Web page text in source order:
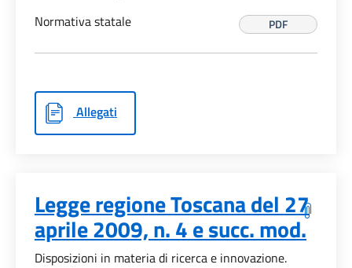
Normativa statale
PDF
Allegati
Legge regione Toscana del 27
aprile 2009, n. 4 e succ. mod.
Disposizioni in materia di ricerca e innovazione.